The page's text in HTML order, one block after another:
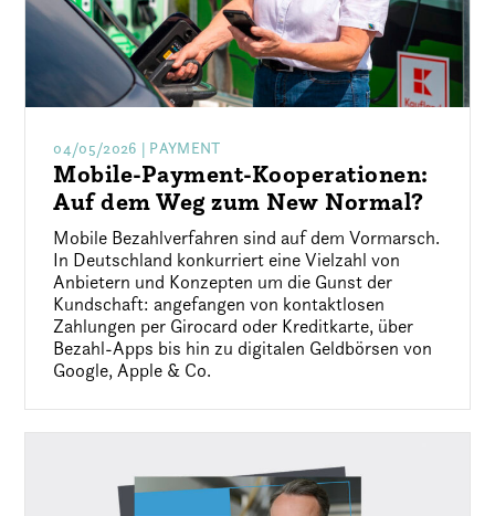
04/05/2026 | PAYMENT
Mobile-Payment-Kooperationen:
Auf dem Weg zum New Normal?
Mobile Bezahlverfahren sind auf dem Vormarsch.
In Deutschland konkurriert eine Vielzahl von
Anbietern und Konzepten um die Gunst der
Kundschaft: angefangen von kontaktlosen
Zahlungen per Girocard oder Kreditkarte, über
Bezahl-Apps bis hin zu digitalen Geldbörsen von
Google, Apple & Co.